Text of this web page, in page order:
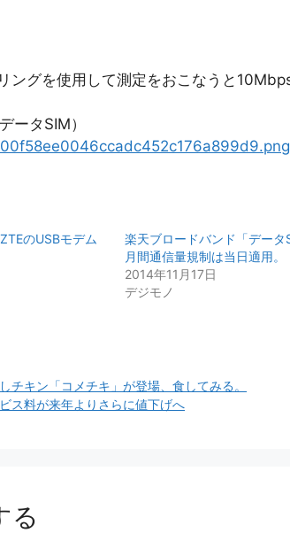
ングを使用して測定をおこなうと10Mbps
ータSIM）
のUSBモデム
楽天ブロードバンド「デー
月間通信量規制は当日適用。
2014年11月17日
デジモノ
チキン「コメチキ」が登場、食してみる。
ス料が来年よりさらに値下げへ
る